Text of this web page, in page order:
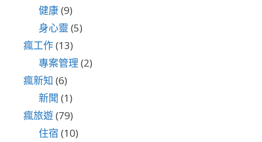
健康(9)
身心靈 (5)
瘋工作(13)
專案管理 (2)
瘋新知 (6)
新聞 (1)
瘋旅遊(79)
住宿 (10)